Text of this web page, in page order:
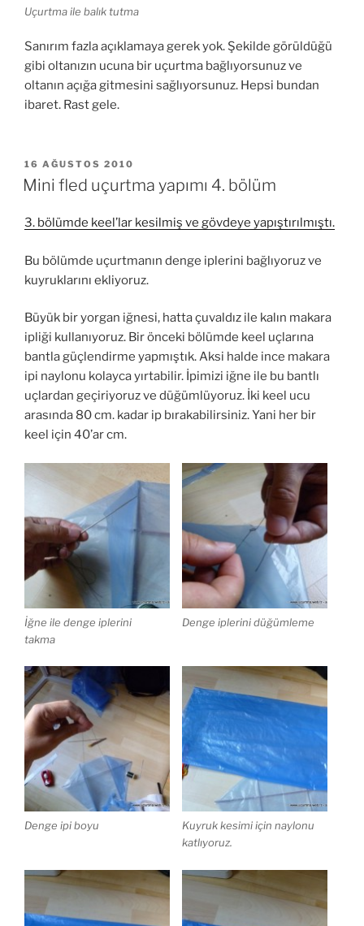
Uçurtma ile balık tutma
Sanırım fazla açıklamaya gerek yok. Şekilde görüldüğü
gibi oltanızın ucuna bir uçurtma bağlıyorsunuz ve
oltanın açığa gitmesini sağlıyorsunuz. Hepsi bundan
ibaret. Rast gele.
YAYIM
TARIHI
16 AĞUSTOS 2010
Mini fled uçurtma yapımı 4. bölüm
3. bölümde keel’lar kesilmiş ve gövdeye yapıştırılmıştı.
Bu bölümde uçurtmanın denge iplerini bağlıyoruz ve
kuyruklarını ekliyoruz.
Büyük bir yorgan iğnesi, hatta çuvaldız ile kalın makara
ipliği kullanıyoruz. Bir önceki bölümde keel uçlarına
bantla güçlendirme yapmıştık. Aksi halde ince makara
ipi naylonu kolayca yırtabilir. İpimizi iğne ile bu bantlı
uçlardan geçiriyoruz ve düğümlüyoruz. İki keel ucu
arasında 80 cm. kadar ip bırakabilirsiniz. Yani her bir
keel için 40’ar cm.
İğne ile denge iplerini
takma
Denge iplerini düğümleme
Denge ipi boyu
Kuyruk kesimi için naylonu
katlıyoruz.